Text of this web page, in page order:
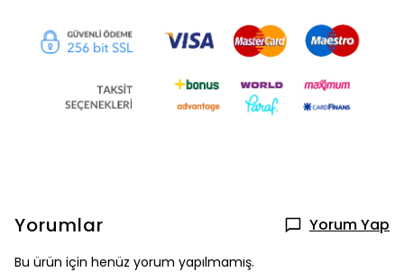
Yorumlar Yorum Yap
Bu ürün için henüz yorum yapılmamış.